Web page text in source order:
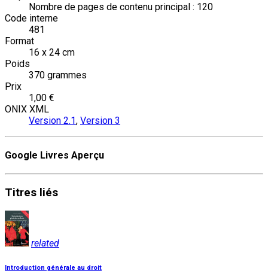
Nombre de pages de contenu principal : 120
Code interne
481
Format
16 x 24 cm
Poids
370 grammes
Prix
1,00 €
ONIX XML
Version 2.1, Version 3
Google Livres Aperçu
Titres liés
related
Introduction générale au droit